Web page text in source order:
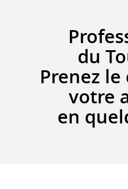
du
Prenez
votre
en